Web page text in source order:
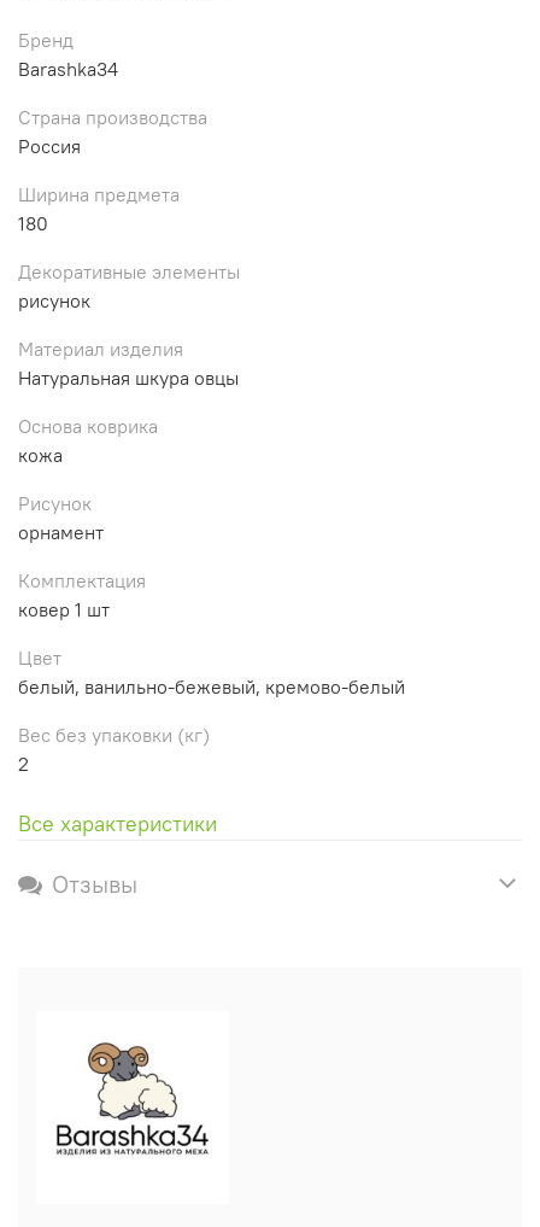
Бренд
Barashka34
Страна производства
Россия
Ширина предмета
180
Декоративные элементы
рисунок
Материал изделия
Натуральная шкура овцы
Основа коврика
кожа
Рисунок
орнамент
Комплектация
ковер 1 шт
Цвет
белый, ванильно-бежевый, кремово-белый
Вес без упаковки (кг)
2
Все характеристики
Отзывы